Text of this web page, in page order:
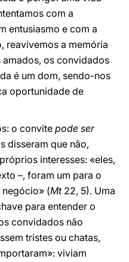
com a
entusiasmo e com a
reavivemos a memória
os convidados
é um dom, sendo-nos
oportunidade de
o convite pode ser
disseram que não,
interesses: «eles,
–, foram um para o
negócio» (Mt22, 5). Uma
para entender o
convidados não
tristes ou chatas,
viviam